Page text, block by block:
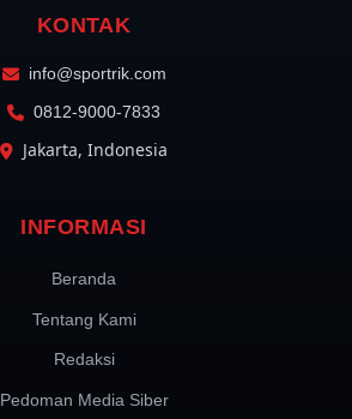
KONTAK
info@sportrik.com
0812-9000-7833
Jakarta, Indonesia
INFORMASI
Beranda
Tentang Kami
Redaksi
Pedoman Media Siber